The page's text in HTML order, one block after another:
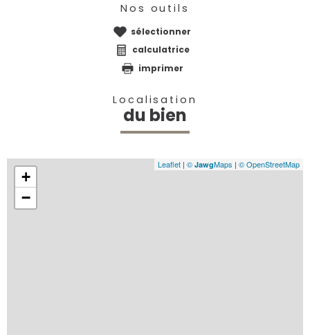
Nos outils
sélectionner
calculatrice
imprimer
Localisation
du bien
+
−
Leaflet | © JawgMaps | © OpenStreetMap